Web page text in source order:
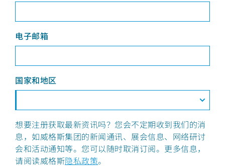
电子邮箱
国家和地区
想要注册获取最新资讯吗？您会不定期收到我们的消
息，如威格斯集团的新闻通讯、展会信息、网络研讨
会和活动通知等。您可以随时取消订阅。更多信息，
请阅读威格斯隐私政策。